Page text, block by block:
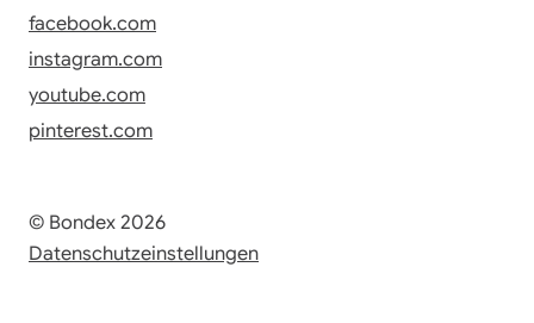
facebook.com
instagram.com
youtube.com
pinterest.com
© Bondex 2026
Datenschutzeinstellungen